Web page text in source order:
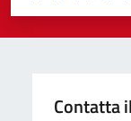
Valuta 3
Valuta 2
Valuta 1 stelle
Contatta